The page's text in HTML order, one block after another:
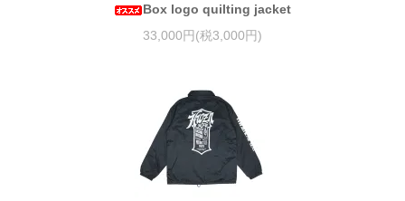
Box logo quilting jacket
33,000円(税3,000円)